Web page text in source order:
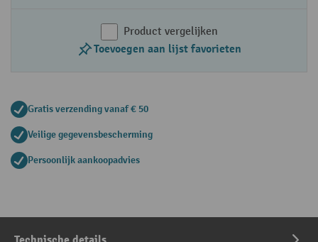
Product vergelijken
Toevoegen aan lijst favorieten
Gratis verzending vanaf € 50
Veilige gegevensbescherming
Persoonlijk aankoopadvies